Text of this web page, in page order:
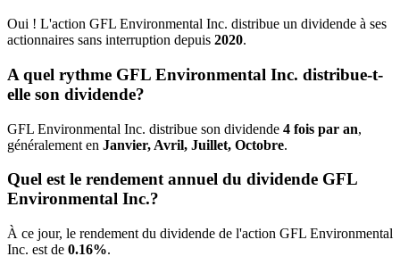
Oui ! L'action GFL Environmental Inc. distribue un dividende à ses
actionnaires sans interruption depuis 2020.
A quel rythme GFL Environmental Inc. distribue-t-
elle son dividende?
GFL Environmental Inc. distribue son dividende 4 fois par an,
généralement en Janvier, Avril, Juillet, Octobre.
Quel est le rendement annuel du dividende GFL
Environmental Inc.?
À ce jour, le rendement du dividende de l'action GFL Environmental
Inc. est de 0.16%.